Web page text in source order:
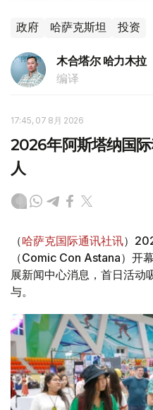
政府 哈萨克斯坦 投资
木合塔尔 哈力木拉
编译
17:45, 07 8月 2026
2026年阿斯塔纳国
人
（哈萨克国际通讯社讯）
（Comic Con Astana）开
展新闻中心消息，首日活动
与。